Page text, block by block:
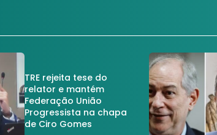
TRE rejeita tese do
relator e mantém
Federação União
Progressista na chapa
de Ciro Gomes